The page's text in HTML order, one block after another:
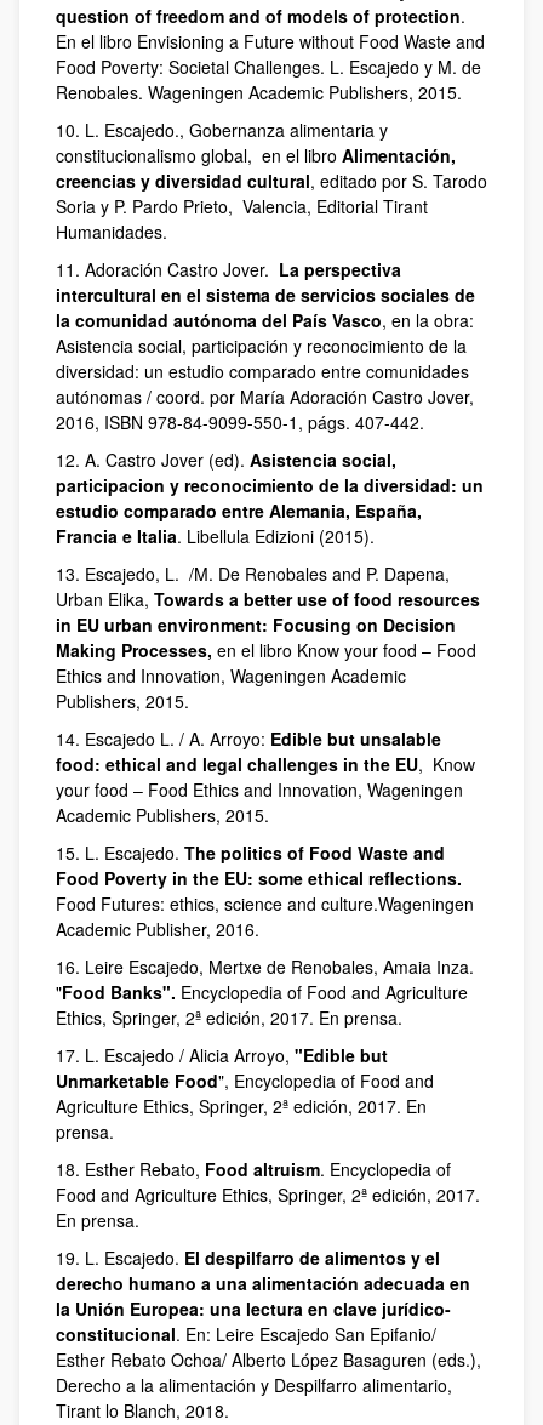
question of freedom and of models of protection.
En el libro Envisioning a Future without Food Waste and
Food Poverty: Societal Challenges. L. Escajedo y M. de
Renobales. Wageningen Academic Publishers, 2015.
10. L. Escajedo., Gobernanza alimentaria y
constitucionalismo global, en el libro Alimentación,
creencias y diversidad cultural, editado por S. Tarodo
Soria y P. Pardo Prieto, Valencia, Editorial Tirant
Humanidades.
11. Adoración Castro Jover. La perspectiva
intercultural en el sistema de servicios sociales de
la comunidad autónoma del País Vasco, en la obra:
Asistencia social, participación y reconocimiento de la
diversidad: un estudio comparado entre comunidades
autónomas / coord. por María Adoración Castro Jover,
2016, ISBN 978-84-9099-550-1, págs. 407-442.
12. A. Castro Jover (ed). Asistencia social,
participacion y reconocimiento de la diversidad: un
estudio comparado entre Alemania, España,
Francia e Italia. Libellula Edizioni (2015).
13. Escajedo, L. /M. De Renobales and P. Dapena,
Urban Elika, Towards a better use of food resources
in EU urban environment: Focusing on Decision
Making Processes, en el libro Know your food – Food
Ethics and Innovation, Wageningen Academic
Publishers, 2015.
14. Escajedo L. / A. Arroyo: Edible but unsalable
food: ethical and legal challenges in the EU, Know
your food – Food Ethics and Innovation, Wageningen
Academic Publishers, 2015.
15. L. Escajedo. The politics of Food Waste and
Food Poverty in the EU: some ethical reflections.
Food Futures: ethics, science and culture.Wageningen
Academic Publisher, 2016.
16. Leire Escajedo, Mertxe de Renobales, Amaia Inza.
"Food Banks". Encyclopedia of Food and Agriculture
Ethics, Springer, 2ª edición, 2017. En prensa.
17. L. Escajedo / Alicia Arroyo, "Edible but
Unmarketable Food", Encyclopedia of Food and
Agriculture Ethics, Springer, 2ª edición, 2017. En
prensa.
18. Esther Rebato, Food altruism. Encyclopedia of
Food and Agriculture Ethics, Springer, 2ª edición, 2017.
En prensa.
19. L. Escajedo. El despilfarro de alimentos y el
derecho humano a una alimentación adecuada en
la Unión Europea: una lectura en clave jurídico-
constitucional. En: Leire Escajedo San Epifanio/
Esther Rebato Ochoa/ Alberto López Basaguren (eds.),
Derecho a la alimentación y Despilfarro alimentario,
Tirant lo Blanch, 2018.